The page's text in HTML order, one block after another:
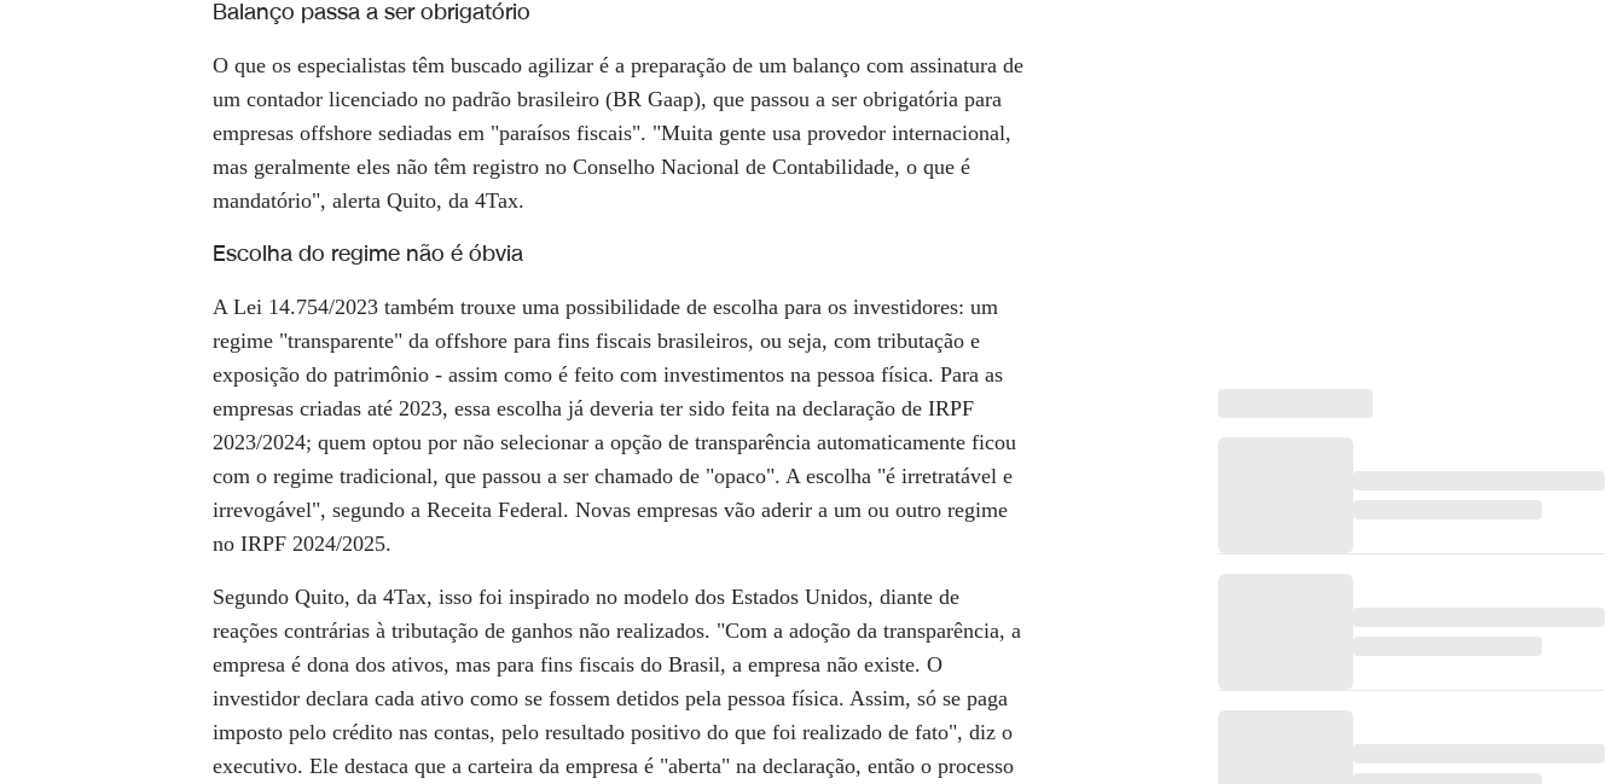
Balanço passa a ser obrigatório
O que os especialistas têm buscado agilizar é a preparação de um balanço com assinatura de
um contador licenciado no padrão brasileiro (BR Gaap), que passou a ser obrigatória para
empresas offshore sediadas em "paraísos fiscais". "Muita gente usa provedor internacional,
mas geralmente eles não têm registro no Conselho Nacional de Contabilidade, o que é
mandatório", alerta Quito, da 4Tax.
Escolha do regime não é óbvia
A Lei 14.754/2023 também trouxe uma possibilidade de escolha para os investidores: um
regime "transparente" da offshore para fins fiscais brasileiros, ou seja, com tributação e
exposição do patrimônio - assim como é feito com investimentos na pessoa física. Para as
empresas criadas até 2023, essa escolha já deveria ter sido feita na declaração de IRPF
2023/2024; quem optou por não selecionar a opção de transparência automaticamente ficou
com o regime tradicional, que passou a ser chamado de "opaco". A escolha "é irretratável e
irrevogável", segundo a Receita Federal. Novas empresas vão aderir a um ou outro regime
no IRPF 2024/2025.
Segundo Quito, da 4Tax, isso foi inspirado no modelo dos Estados Unidos, diante de
reações contrárias à tributação de ganhos não realizados. "Com a adoção da transparência, a
empresa é dona dos ativos, mas para fins fiscais do Brasil, a empresa não existe. O
investidor declara cada ativo como se fossem detidos pela pessoa física. Assim, só se paga
imposto pelo crédito nas contas, pelo resultado positivo do que foi realizado de fato", diz o
executivo. Ele destaca que a carteira da empresa é "aberta" na declaração, então o processo